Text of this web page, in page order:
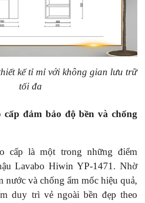
kế tỉ mỉ với không gian lưu trữ
tối đa
đảm bảo độ bền và chống
cấp là một trong những điểm
Lavabo Hiwin YP-1471. Nhờ
nước và chống ẩm mốc hiệu quả,
duy trì vẻ ngoài bền đẹp theo